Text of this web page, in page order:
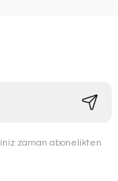
zaman abonelikten